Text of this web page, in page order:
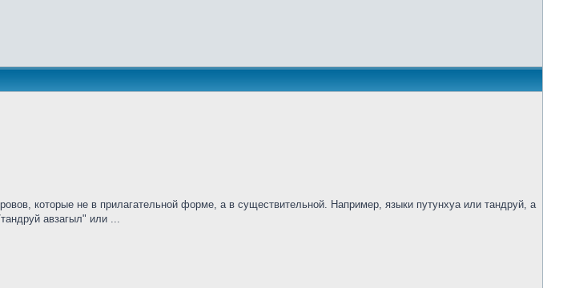
которые не в прилагательной форме, а в существительной. Например, языки путунхуа или тандруй, а
авзагыл" или ...